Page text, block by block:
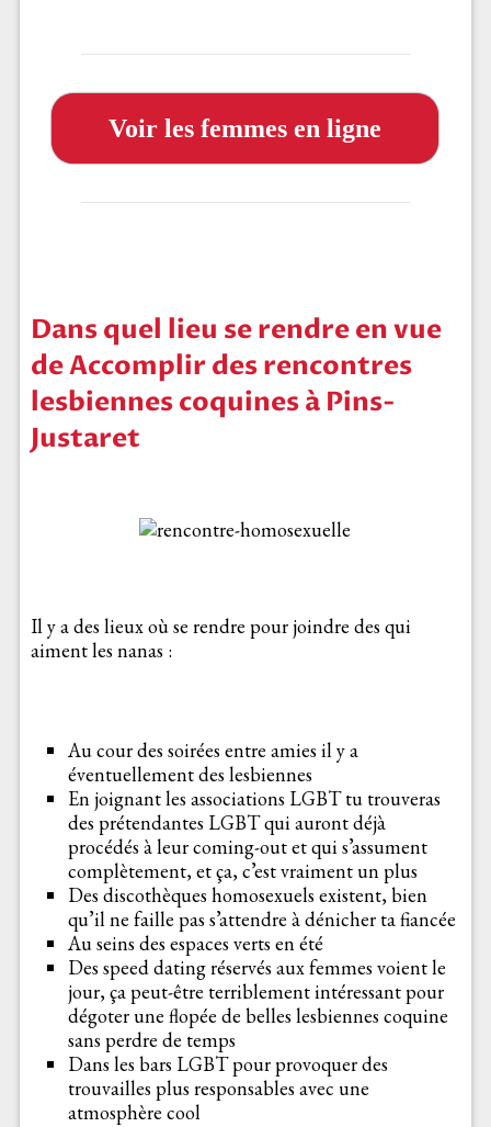
Voir les femmes en ligne
Dans quel lieu se rendre en vue
de Accomplir des rencontres
lesbiennes coquines à Pins-
Justaret
Il y a des lieux où se rendre pour joindre des qui
aiment les nanas :
Au cour des soirées entre amies il y a
éventuellement des lesbiennes
En joignant les associations LGBT tu trouveras
des prétendantes LGBT qui auront déjà
procédés à leur coming-out et qui s’assument
complètement, et ça, c’est vraiment un plus
Des discothèques homosexuels existent, bien
qu’il ne faille pas s’attendre à dénicher ta fiancée
Au seins des espaces verts en été
Des speed dating réservés aux femmes voient le
jour, ça peut-être terriblement intéressant pour
dégoter une flopée de belles lesbiennes coquine
sans perdre de temps
Dans les bars LGBT pour provoquer des
trouvailles plus responsables avec une
atmosphère cool